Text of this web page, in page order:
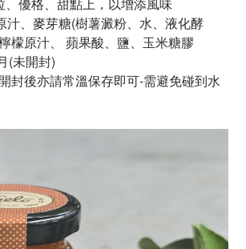
、優格、甜點上，以增添風味
汁、麥芽糖(樹薯澱粉、水、液化酵
檬原汁、 蘋果酸、 鹽、 玉米糖膠
(未開封)
封後亦請常溫保存即可-需避免碰到水